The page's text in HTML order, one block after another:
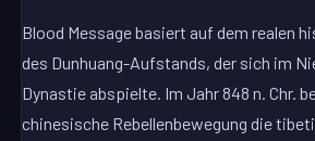
Blood Message basiert auf dem realen
des Dunhuang-Aufstands, der sich im
Dynastie abspielte. Im Jahr 848 n. Chr.
chinesische Rebellenbewegung die